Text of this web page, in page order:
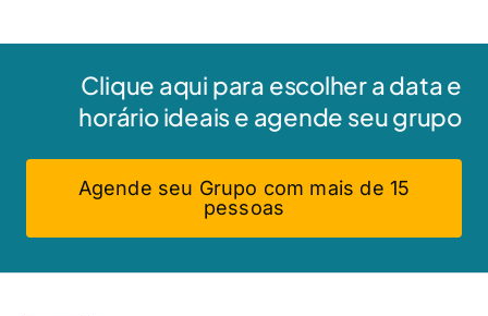
Clique aqui para escolher a data e
horário ideais e agende seu grupo
Agende seu Grupo com mais de 15
pessoas